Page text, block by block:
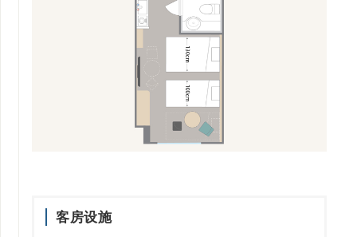
客房设施